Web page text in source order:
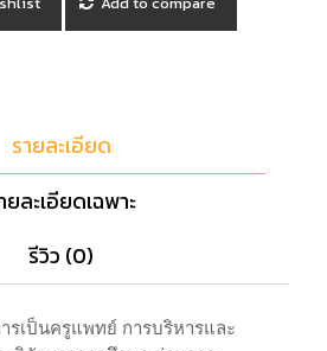
รายละเอียด
ยละเอียดเฉพาะ
รีวิว (0)
รเป็นครูแพทย์ การบริหารและ